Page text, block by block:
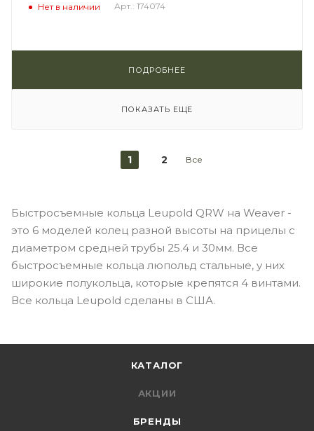
Нет в наличии Арт.: 174074
ПОДРОБНЕЕ
ПОКАЗАТЬ ЕЩЕ
1 2 Все
Быстросъемные кольца Leupold QRW на Weaver -
это 6 моделей колец разной высоты на прицелы с
диаметром средней трубы 25.4 и 30мм. Все
быстросъемные кольца люпольд стальные, у них
широкие полукольца, которые крепятся 4 винтами.
Все кольца Leupold сделаны в США.
КАТАЛОГ
АКЦИИ
БРЕНДЫ